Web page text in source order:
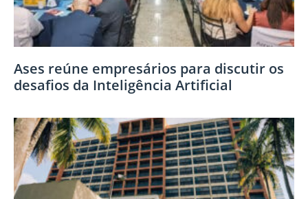
Ases reúne empresários para discutir os
desafios da Inteligência Artificial